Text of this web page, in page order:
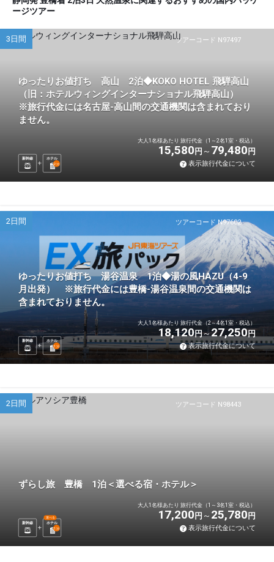
ージツアー
ツアーコード N97497
3日間
ゆったりお値打ち 高山 2泊◆KOKO HOTEL 飛騨高山
（旧：ホテルウィングインターナショナル飛騨高山）
※旅行代金には名古屋-高山間の交通機関は含まれており
ません。
新幹線
ホテル
2泊
大人1名様あたり 旅行代金（1～2名1室・税込）
15,580 円 79,480 円
表示旅行代金について
ツアーコード N97602
2日間
ゆったりお値打ち 湯谷温泉 1泊◆湯の風HAZU（4-9
月出発） ※旅行代金には豊橋-湯谷温泉間の交通機関は
含まれておりません。
新幹線
ホテル
1 泊
大人1名様あたり 旅行代金（2～4名1室・税込）
18,120円 27,250円
表示旅行代金について
ツアーコード N98443
2日間
ずらし旅 豊橋 1泊＜選べる宿・ホテル＞
新幹線 ホテル
選べる
1 泊
大人1名様あたり 旅行代金（1～3名1室・税込）
17,200 円 25,780 円
表示旅行代金について